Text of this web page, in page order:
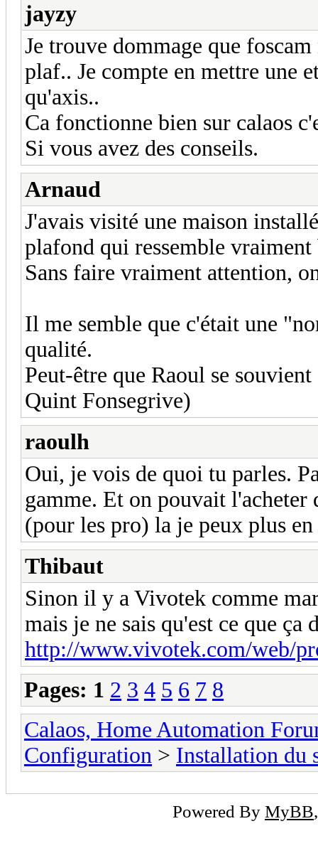
jayzy
Je trouve dommage que
plaf.. Je compte en mettre une
qu'axis..
Ca fonctionne bien sur calaos
Si vous avez des conseils.
Arnaud
J'avais visité une maison
plafond qui ressemble
Sans faire vraiment attention,
Il me semble que c'était une
qualité.
Peut-être que Raoul se
Quint Fonsegrive)
raoulh
Oui, je vois de quoi tu parles.
gamme. Et on pouvait l'acheter
(pour les pro) la je peux plus
Thibaut
Sinon il y a Vivotek comme
mais je ne sais qu'est ce que ça
http://www.vivotek.com/web/
Pages: 1 2 3 4 5 6 7 8
Calaos, Home Automation
Configuration > Installation du
Powered By MyBB